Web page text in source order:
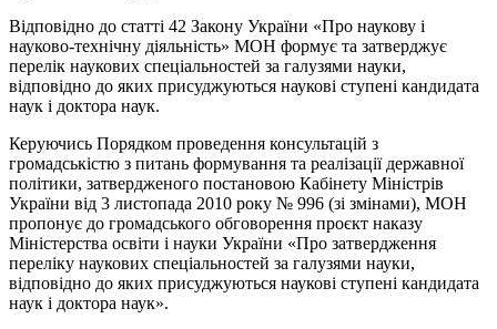
Відповідно до статті 42 Закону України «Про наукову і
науково-технічну діяльність» МОН формує та затверджує
перелік наукових спеціальностей за галузями науки,
відповідно до яких присуджуються наукові ступені кандидата
наук і доктора наук.
Керуючись Порядком проведення консультацій з
громадськістю з питань формування та реалізації державної
політики, затвердженого постановою Кабінету Міністрів
України від 3 листопада 2010 року № 996 (зі змінами), МОН
пропонує до громадського обговорення проєкт наказу
Міністерства освіти і науки України «Про затвердження
переліку наукових спеціальностей за галузями науки,
відповідно до яких присуджуються наукові ступені кандидата
наук і доктора наук».